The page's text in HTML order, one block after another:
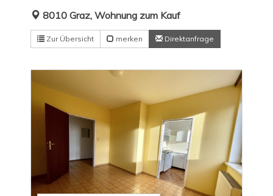
8010 Graz, Wohnung zum Kauf
Zur Übersicht merken Direktanfrage